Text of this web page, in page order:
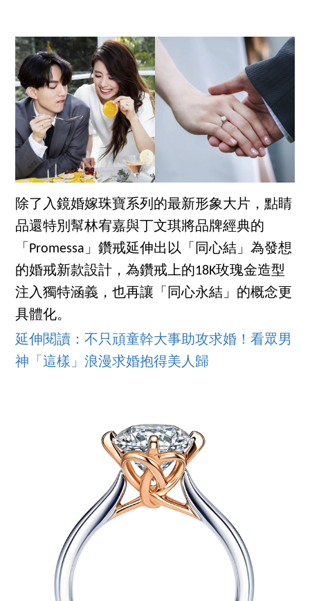
除了入鏡婚嫁珠寶系列的最新形象大片，點睛
品還特別幫林宥嘉與丁文琪將品牌經典的
「Promessa」鑽戒延伸出以「同心結」為發想
的婚戒新款設計，為鑽戒上的18K玫瑰金造型
注入獨特涵義，也再讓「同心永結」的概念更
具體化。
延伸閱讀：不只頑童幹大事助攻求婚！看眾男
神「這樣」浪漫求婚抱得美人歸